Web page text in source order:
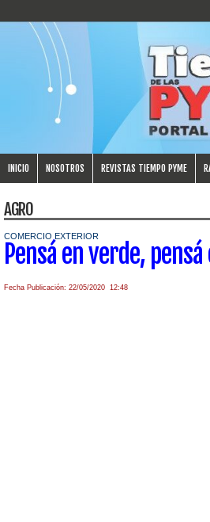
INICIO NOSOTROS REVISTAS TIEMPO PYME
AGRO
COMERCIO EXTERIOR
Pensá en verde,
Fecha Publicación: 22/05/2020 12:48